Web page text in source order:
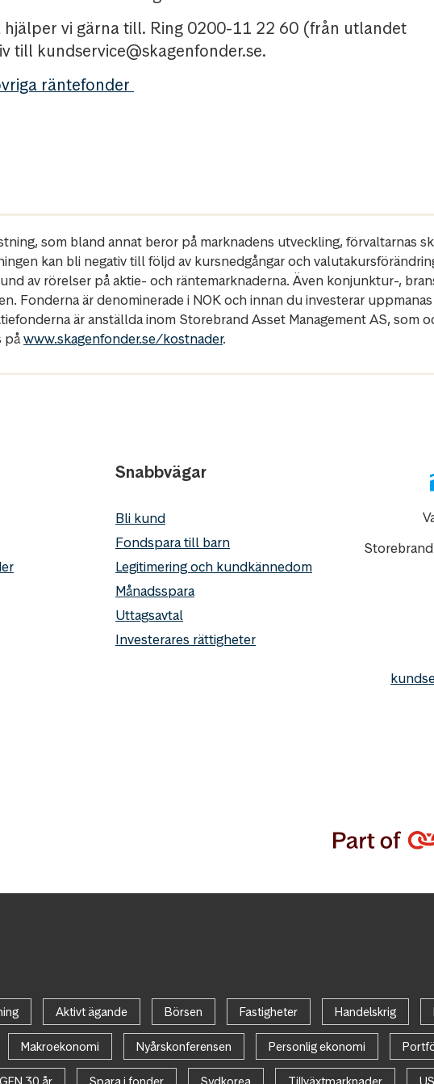
hjälper vi gärna till. Ring 0200-11 22 60 (från utlandet
till kundservice@skagenfonder.se.
räntefonder
som bland annat beror på marknadens utveckling, förvaltarnas
kan bli negativ till följd av kursnedgångar och
av rörelser på aktie- och räntemarknaderna. Även konjunktur-,
Fonderna är denominerade i NOK och innan du investerar
är anställda inom Storebrand Asset Management AS, som
påwww.skagenfonder.se/kostnader.
Snabbvägar
Bli kund
Fondspara till barn
Legitimering och kundkännedom
Månadsspara
Uttagsavtal
Investerares rättigheter
Aktivt ägande Börsen Fastigheter Handelskrig
Makroekonomi Nyårskonferensen Personlig ekonomi